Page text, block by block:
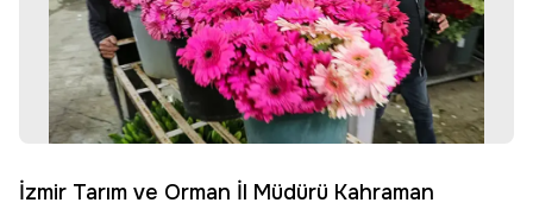
İzmir Tarım ve Orman İl Müdürü Kahraman